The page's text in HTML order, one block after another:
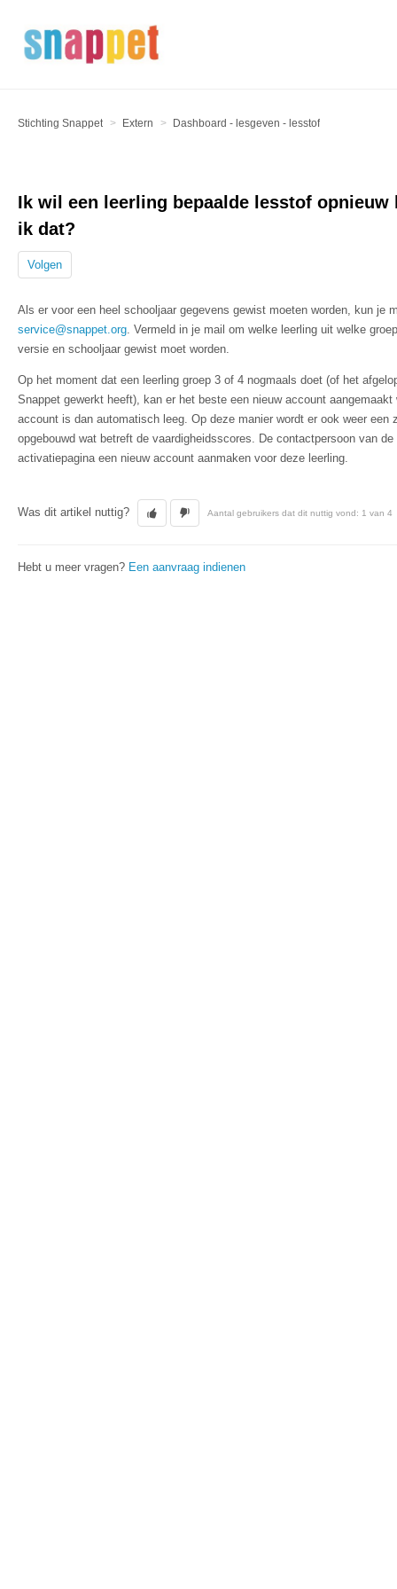
Stichting Snappet Extern Dashboard - lesgeven - lesstof
Ik wil een leerling bepaalde lesstof opnieuw
ik dat?
Volgen
Als er voor een heel schooljaar gegevens gewist moeten worden, kun je
service@snappet.org. Vermeld in je mail om welke leerling uit welke
versie en schooljaar gewist moet worden.
Op het moment dat een leerling groep 3 of 4 nogmaals doet (of het
Snappet gewerkt heeft), kan er het beste een nieuw account
account is dan automatisch leeg. Op deze manier wordt er ook weer een
opgebouwd wat betreft de vaardigheidsscores. De contactpersoon van
activatiepagina een nieuw account aanmaken voor deze leerling.
Was dit artikel nuttig? Aantal gebruikers dat dit nuttig vond: 1 van 4
Hebt u meer vragen? Een aanvraag indienen